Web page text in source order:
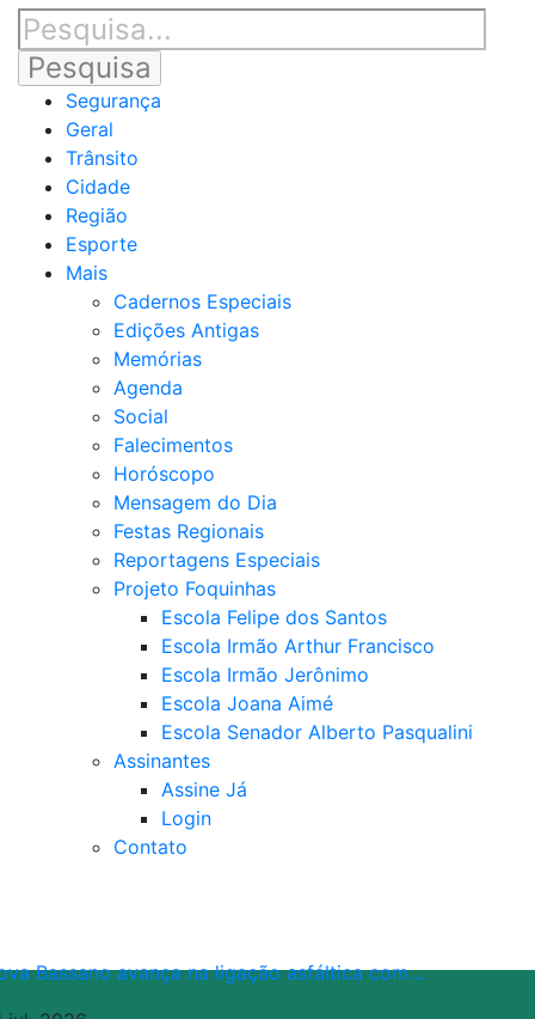
Segurança
Geral
Trânsito
Cidade
Região
Esporte
Mais
Cadernos Especiais
Edições Antigas
Memórias
Agenda
Social
Falecimentos
Horóscopo
Mensagem do Dia
Festas Regionais
Reportagens Especiais
Projeto Foquinhas
Escola Felipe dos Santos
Escola Irmão Arthur Francisco
Escola Irmão Jerônimo
Escola Joana Aimé
Escola Senador Alberto Pasqualini
Assinantes
Assine Já
Login
Contato
Bassano avança na ligação asfáltica com…